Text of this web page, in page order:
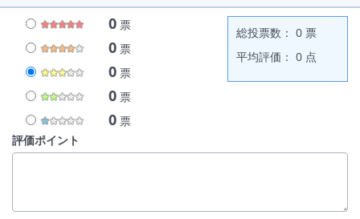
0 票
0 票
0 票
0 票
0 票
総投票数： 0 票
平均評価： 0 点
評価ポイント